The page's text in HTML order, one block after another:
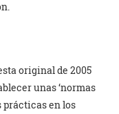
original de 2005
unas ‘normas
prácticas en los